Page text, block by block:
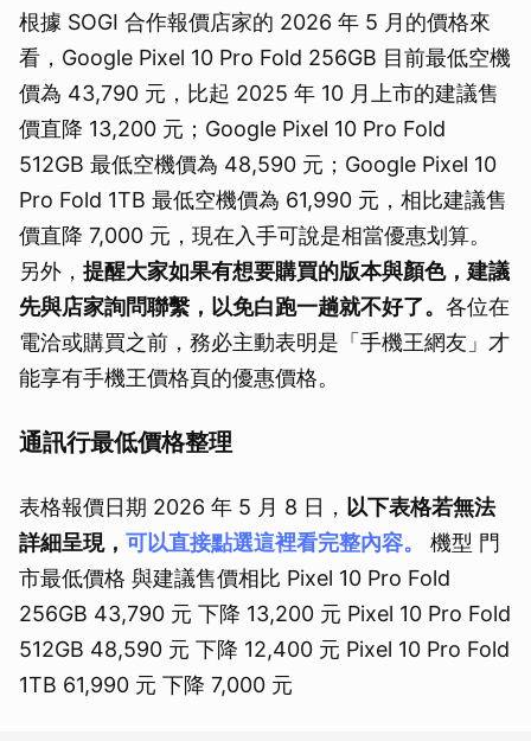
根據 SOGI 合作報價店家的 2026 年 5 月的價格來
看，Google Pixel 10 Pro Fold 256GB 目前最低空機
價為 43,790 元，比起 2025 年 10 月上市的建議售
價直降 13,200 元；Google Pixel 10 Pro Fold
512GB 最低空機價為 48,590 元；Google Pixel 10
Pro Fold 1TB 最低空機價為 61,990 元，相比建議售
價直降 7,000 元，現在入手可說是相當優惠划算。
另外， 提醒大家如果有想要購買的版本與顏色，建議
先與店家詢問聯繫，以免白跑一趟就不好了。 各位在
電洽或購買之前，務必主動表明是「手機王網友」才
能享有手機王價格頁的優惠價格。
通訊行最低價格整理
表格報價日期 2026 年 5 月 8 日， 以下表格若無法
詳細呈現， 可以直接點選這裡看完整內容。
機型 門
市最低價格 與建議售價相比 Pixel 10 Pro Fold
256GB 43,790 元 下降 13,200 元 Pixel 10 Pro Fold
512GB 48,590 元 下降 12,400 元 Pixel 10 Pro Fold
1TB 61,990 元 下降 7,000 元